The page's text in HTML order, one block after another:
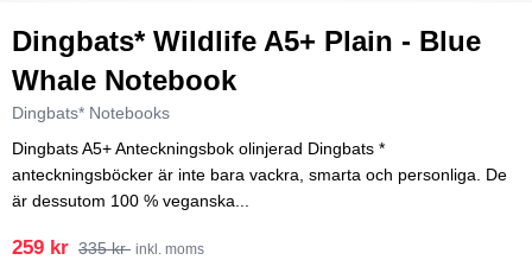
Dingbats* Wildlife A5+ Plain - Blue
Whale Notebook
Dingbats* Notebooks
Dingbats A5+ Anteckningsbok olinjerad Dingbats *
anteckningsböcker är inte bara vackra, smarta och personliga. De
är dessutom 100 % veganska...
259 kr 335 kr inkl. moms